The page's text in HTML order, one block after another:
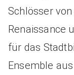
Schlösser
Renaissance
für das
Ensemble